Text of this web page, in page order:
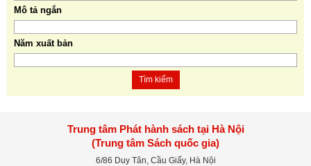
Mô tả ngắn
Năm xuất bản
Tìm kiếm
Trung tâm Phát hành sách tại Hà Nội
(Trung tâm Sách quốc gia)
6/86 Duy Tân, Cầu Giấy, Hà Nội